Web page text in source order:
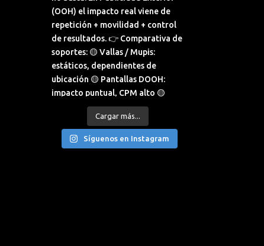
Cargar más...
Síguenos en Instagram